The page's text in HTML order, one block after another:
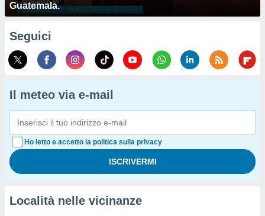
Guatemala.
Seguici
Il meteo via e-mail
Ho letto e accetto la politica sulla privacy
Località nelle vicinanze